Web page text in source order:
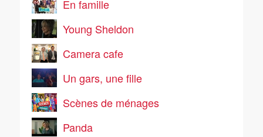
En famille
Young Sheldon
Camera cafe
Un gars, une fille
Scènes de ménages
Panda